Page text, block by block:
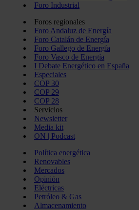
Foro Industrial
Foros regionales
Foro Andaluz de Energía
Foro Catalán de Energía
Foro Gallego de Energía
Foro Vasco de Energía
I Debate Energético en España
Especiales
COP 30
COP 29
COP 28
Servicios
Newsletter
Media kit
ON | Podcast
Política energética
Renovables
Mercados
Opinión
Eléctricas
Petróleo & Gas
Almacenamiento